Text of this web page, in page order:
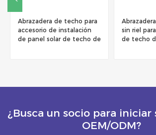
Abrazaderas de montaje
sin riel para montaje solar
de techo de metal
techo
gancho
¿Busca un socio para iniciar
OEM/ODM?